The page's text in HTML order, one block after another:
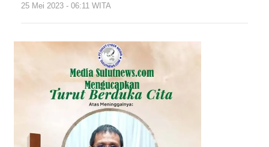
25 Mei 2023 - 06:11 WITA